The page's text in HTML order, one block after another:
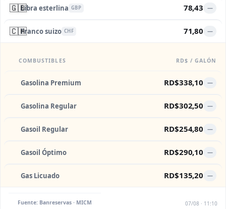
🇬🇧Libra esterlina GBP 78,43 —
🇨🇭Franco suizo CHF 71,80 —
COMBUSTIBLES RD$ / GALÓN
Gasolina Premium RD$338,10 —
Gasolina Regular RD$302,50 —
Gasoil Regular RD$254,80 —
Gasoil Óptimo RD$290,10 —
Gas Licuado RD$135,20 —
Fuente: Banreservas · MICM 07/08 · 11:10